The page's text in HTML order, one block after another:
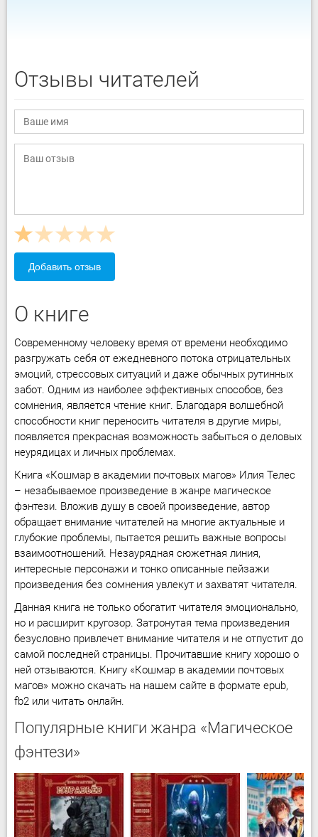
Отзывы читателей
Добавить отзыв
О книге
Современному человеку время от времени необходимо
разгружать себя от ежедневного потока отрицательных
эмоций, стрессовых ситуаций и даже обычных рутинных
забот. Одним из наиболее эффективных способов, без
сомнения, является чтение книг. Благодаря волшебной
способности книг переносить читателя в другие миры,
появляется прекрасная возможность забыться о деловых
неурядицах и личных проблемах.
Книга «Кошмар в академии почтовых магов» Илия Телес
– незабываемое произведение в жанре магическое
фэнтези. Вложив душу в своей произведение, автор
обращает внимание читателей на многие актуальные и
глубокие проблемы, пытается решить важные вопросы
взаимоотношений. Незаурядная сюжетная линия,
интересные персонажи и тонко описанные пейзажи
произведения без сомнения увлекут и захватят читателя.
Данная книга не только обогатит читателя эмоционально,
но и расширит кругозор. Затронутая тема произведения
безусловно привлечет внимание читателя и не отпустит до
самой последней страницы. Прочитавшие книгу хорошо о
ней отзываются. Книгу «Кошмар в академии почтовых
магов» можно скачать на нашем сайте в формате epub,
fb2 или читать онлайн.
Популярные книги жанра «Магическое
фэнтези»